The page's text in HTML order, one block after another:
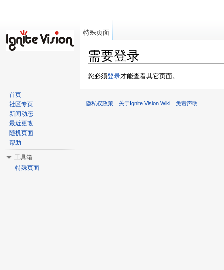
需要登录
您必须登录才能查看其它页面。
特殊页面
首页
社区专页
新闻动态
最近更改
随机页面
帮助
工具箱
特殊页面
隐私权政策 关于Ignite Vision Wiki 免责声明